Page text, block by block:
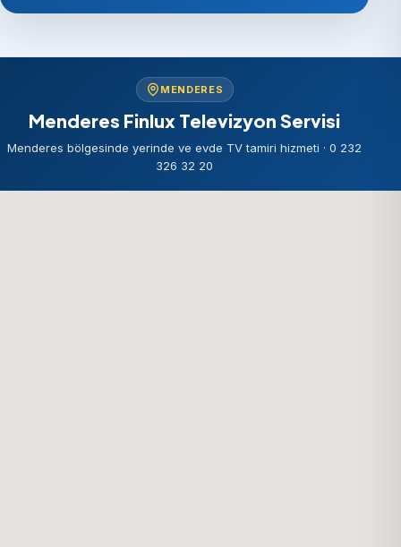
MENDERES
Menderes Finlux Televizyon Servisi
Menderes bölgesinde yerinde ve evde TV tamiri hizmeti · 0 232
326 32 20